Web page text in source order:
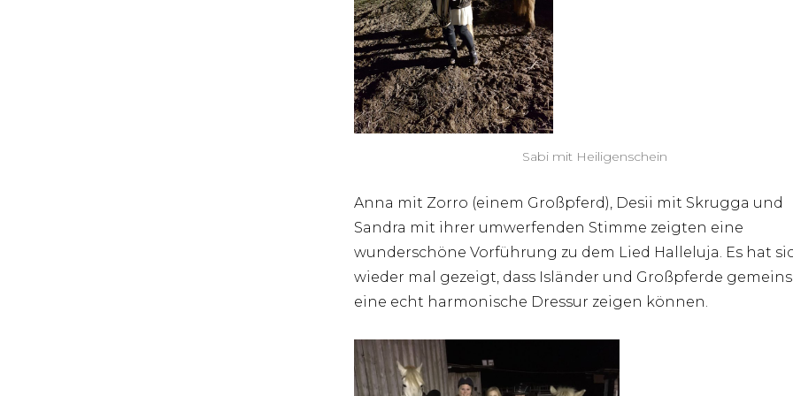
Sabi mit Heiligenschein
Anna mit Zorro (einem Großpferd), Desii mit Skrugga und
Sandra mit ihrer umwerfenden Stimme zeigten eine
wunderschöne Vorführung zu dem Lied Halleluja. Es hat
wieder mal gezeigt, dass Isländer und Großpferde
eine echt harmonische Dressur zeigen können.